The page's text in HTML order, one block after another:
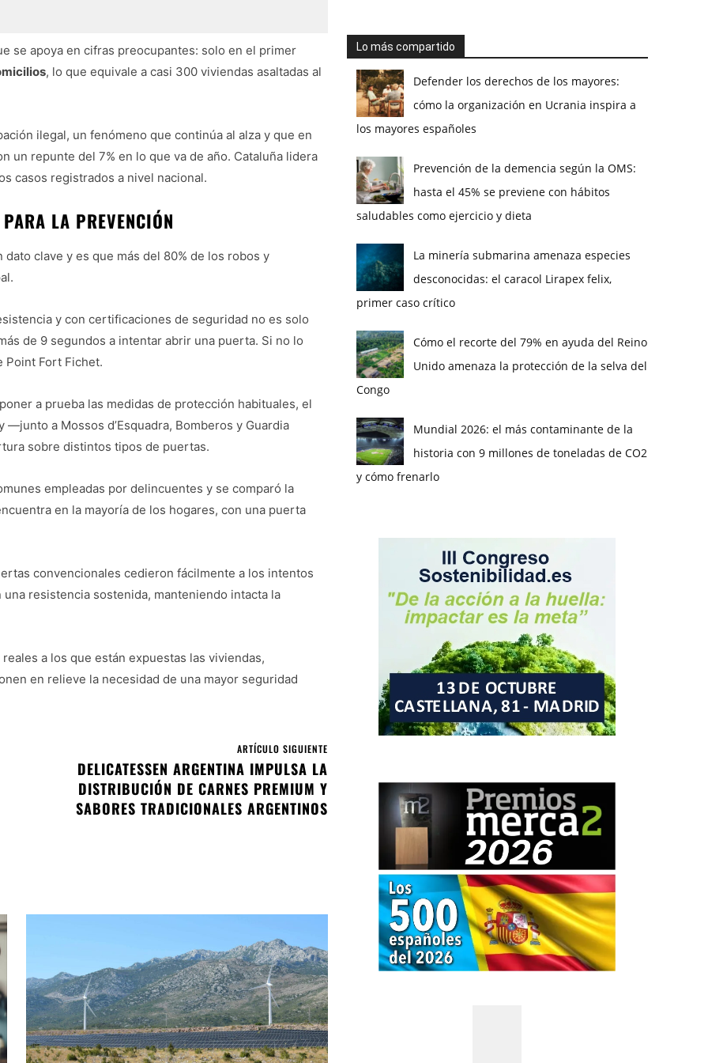
se apoya en cifras preocupantes: solo en el primer
, lo que equivale a casi 300 viviendas asaltadas al
ilegal, un fenómeno que continúa al alza y que en
un repunte del 7% en lo que va de año. Cataluña lidera
casos registrados a nivel nacional.
LA PREVENCIÓN
clave y es que más del 80% de los robos y
y con certificaciones de seguridad no es solo
de 9 segundos a intentar abrir una puerta. Si no lo
Point Fort Fichet.
a prueba las medidas de protección habituales, el
a Mossos d’Esquadra, Bomberos y Guardia
sobre distintos tipos de puertas.
empleadas por delincuentes y se comparó la
en la mayoría de los hogares, con una puerta
convencionales cedieron fácilmente a los intentos
resistencia sostenida, manteniendo intacta la
a los que están expuestas las viviendas,
en relieve la necesidad de una mayor seguridad
ARTÍCULO SIGUIENTE
DELICATESSEN ARGENTINA IMPULSA LA
DISTRIBUCIÓN DE CARNES PREMIUM Y
SABORES TRADICIONALES ARGENTINOS
Lo más compartido
Defender los derechos de los mayores:
cómo la organización en Ucrania inspira a
los mayores españoles
Prevención de la demencia según la OMS:
hasta el 45% se previene con hábitos
saludables como ejercicio y dieta
La minería submarina amenaza especies
desconocidas: el caracol Lirapex felix,
primer caso crítico
Cómo el recorte del 79% en ayuda del Reino
Unido amenaza la protección de la selva del
Congo
Mundial 2026: el más contaminante de la
historia con 9 millones de toneladas de CO2
y cómo frenarlo